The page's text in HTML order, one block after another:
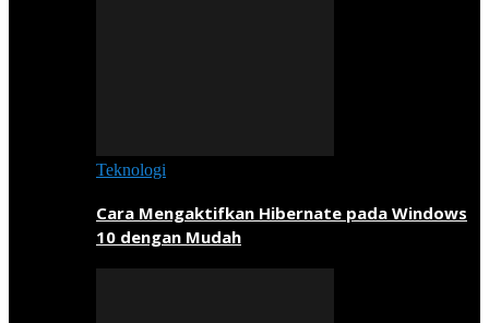
Teknologi
Cara Mengaktifkan Hibernate pada Windows
10 dengan Mudah